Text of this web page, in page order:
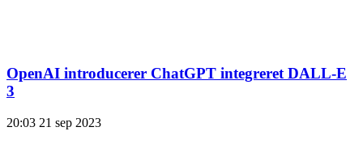
OpenAI introducerer ChatGPT integreret DALL-E
3
20:03 21 sep 2023